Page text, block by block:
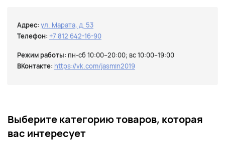
Адрес: ул. Марата, д. 53
Телефон: +7 812 642-16-90
Режим работы: пн-сб 10:00–20:00; вс 10:00–19:00
ВКонтакте: https://vk.com/jasmin2019
Выберите категорию товаров, которая
вас интересует